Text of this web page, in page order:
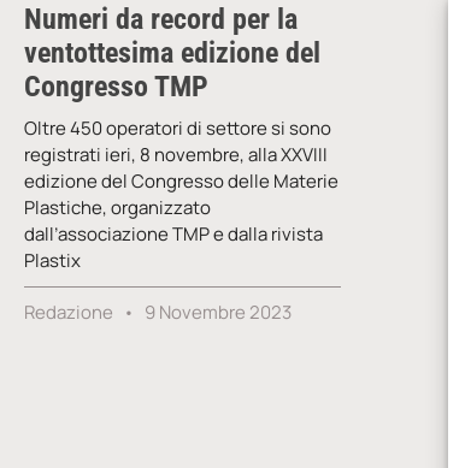
Numeri da record per la
ventottesima edizione del
Congresso TMP
Oltre 450 operatori di settore si sono
registrati ieri, 8 novembre, alla XXVIII
edizione del Congresso delle Materie
Plastiche, organizzato
dall’associazione TMP e dalla rivista
Plastix
Redazione 9 Novembre 2023